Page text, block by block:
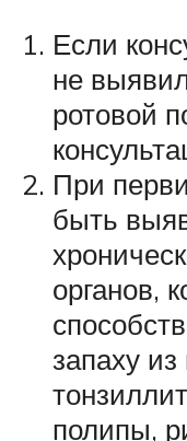
Если
не
ротовой
При
быть
органов,
запаху из
полипы,